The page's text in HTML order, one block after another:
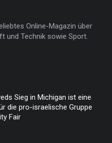
Online-Magazin über
und Technik sowie Sport.
Sieg in Michigan ist eine
die pro-israelische Gruppe
Fair